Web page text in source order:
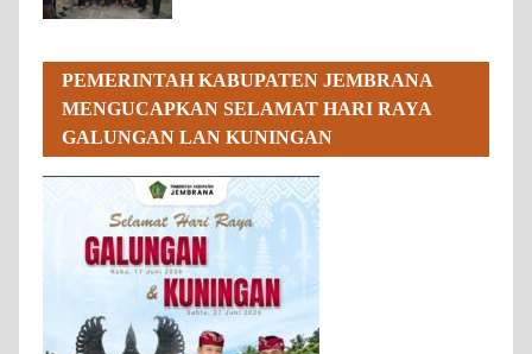
PEMERINTAH KABUPATEN JEMBRANA
MENGUCAPKAN SELAMAT HARI RAYA
GALUNGAN LAN KUNINGAN